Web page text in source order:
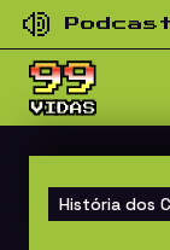
Pular para o
Podcast
História dos